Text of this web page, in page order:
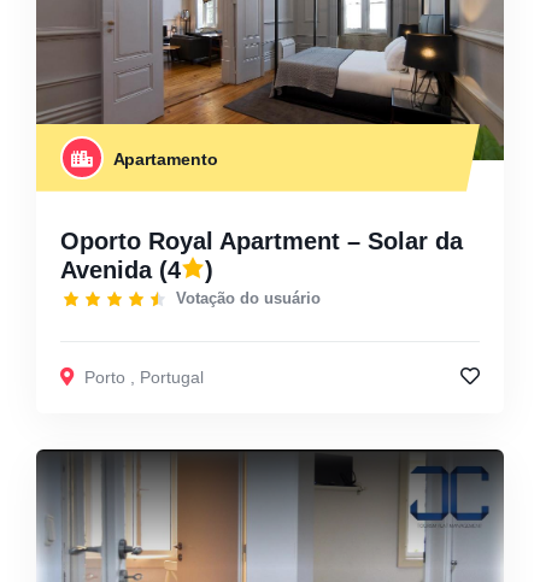
Apartamento
Oporto Royal Apartment – Solar da
Avenida(4 )
Votação do usuário
Porto Portugal